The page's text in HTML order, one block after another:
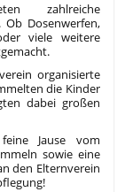
zahlreiche
Dosenwerfen,
viele weitere
organisierte
die Kinder
dabei großen
Jause vom
sowie eine
den Elternverein